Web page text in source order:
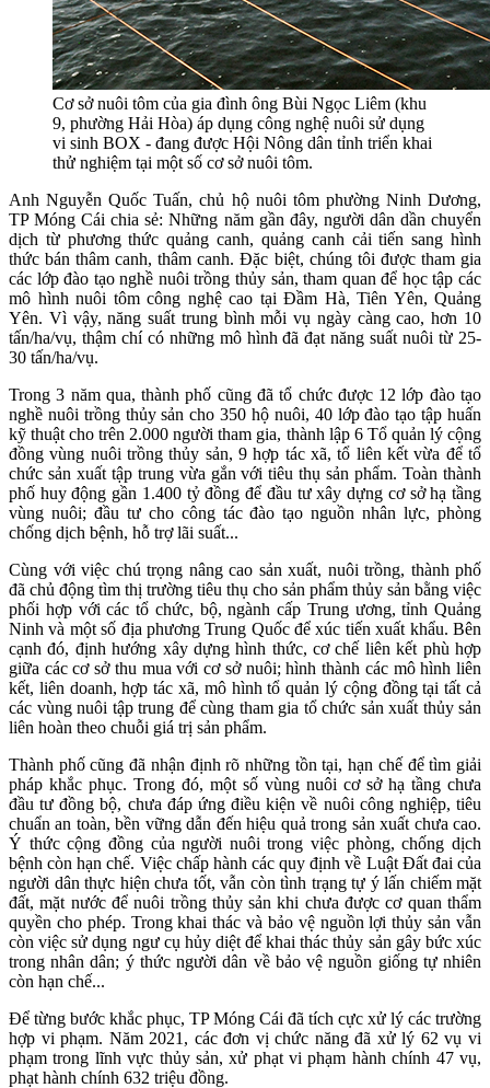
Cơ sở nuôi tôm của gia đình ông Bùi Ngọc Liêm (khu
9, phường Hải Hòa) áp dụng công nghệ nuôi sử dụng
vi sinh BOX - đang được Hội Nông dân tỉnh triển khai
thử nghiệm tại một số cơ sở nuôi tôm.
Anh Nguyễn Quốc Tuấn, chủ hộ nuôi tôm phường Ninh Dương,
TP Móng Cái chia sẻ: Những năm gần đây, người dân dần chuyển
dịch từ phương thức quảng canh, quảng canh cải tiến sang hình
thức bán thâm canh, thâm canh. Đặc biệt, chúng tôi được tham gia
các lớp đào tạo nghề nuôi trồng thủy sản, tham quan để học tập các
mô hình nuôi tôm công nghệ cao tại Đầm Hà, Tiên Yên, Quảng
Yên. Vì vậy, năng suất trung bình mỗi vụ ngày càng cao, hơn 10
tấn/ha/vụ, thậm chí có những mô hình đã đạt năng suất nuôi từ 25-
30 tấn/ha/vụ.
Trong 3 năm qua, thành phố cũng đã tổ chức được 12 lớp đào tạo
nghề nuôi trồng thủy sản cho 350 hộ nuôi, 40 lớp đào tạo tập huấn
kỹ thuật cho trên 2.000 người tham gia, thành lập 6 Tổ quản lý cộng
đồng vùng nuôi trồng thủy sản, 9 hợp tác xã, tổ liên kết vừa để tổ
chức sản xuất tập trung vừa gắn với tiêu thụ sản phẩm. Toàn thành
phố huy động gần 1.400 tỷ đồng để đầu tư xây dựng cơ sở hạ tầng
vùng nuôi; đầu tư cho công tác đào tạo nguồn nhân lực, phòng
chống dịch bệnh, hỗ trợ lãi suất...
Cùng với việc chú trọng nâng cao sản xuất, nuôi trồng, thành phố
đã chủ động tìm thị trường tiêu thụ cho sản phẩm thủy sản bằng việc
phối hợp với các tổ chức, bộ, ngành cấp Trung ương, tỉnh Quảng
Ninh và một số địa phương Trung Quốc để xúc tiến xuất khẩu. Bên
cạnh đó, định hướng xây dựng hình thức, cơ chế liên kết phù hợp
giữa các cơ sở thu mua với cơ sở nuôi; hình thành các mô hình liên
kết, liên doanh, hợp tác xã, mô hình tổ quản lý cộng đồng tại tất cả
các vùng nuôi tập trung để cùng tham gia tổ chức sản xuất thủy sản
liên hoàn theo chuỗi giá trị sản phẩm.
Thành phố cũng đã nhận định rõ những tồn tại, hạn chế để tìm giải
pháp khắc phục. Trong đó, một số vùng nuôi cơ sở hạ tầng chưa
đầu tư đồng bộ, chưa đáp ứng điều kiện về nuôi công nghiệp, tiêu
chuẩn an toàn, bền vững dẫn đến hiệu quả trong sản xuất chưa cao.
Ý thức cộng đồng của người nuôi trong việc phòng, chống dịch
bệnh còn hạn chế. Việc chấp hành các quy định về Luật Đất đai của
người dân thực hiện chưa tốt, vẫn còn tình trạng tự ý lấn chiếm mặt
đất, mặt nước để nuôi trồng thủy sản khi chưa được cơ quan thẩm
quyền cho phép. Trong khai thác và bảo vệ nguồn lợi thủy sản vẫn
còn việc sử dụng ngư cụ hủy diệt để khai thác thủy sản gây bức xúc
trong nhân dân; ý thức người dân về bảo vệ nguồn giống tự nhiên
còn hạn chế...
Để từng bước khắc phục, TP Móng Cái đã tích cực xử lý các trường
hợp vi phạm. Năm 2021, các đơn vị chức năng đã xử lý 62 vụ vi
phạm trong lĩnh vực thủy sản, xử phạt vi phạm hành chính 47 vụ,
phạt hành chính 632 triệu đồng.